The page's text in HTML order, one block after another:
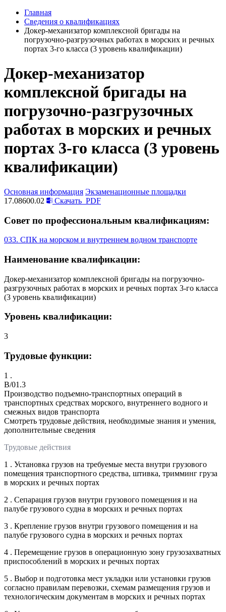
Главная
Сведения о квалификациях
Докер-механизатор комплексной бригады на
погрузочно-разгрузочных работах в морских и речных
портах 3-го класса (3 уровень квалификации)
Докер-механизатор
комплексной бригады на
погрузочно-разгрузочных
работах в морских и речных
портах 3-го класса (3 уровень
квалификации)
Основная информация Экзаменационные площадки
17.08600.02
Скачать PDF
Совет по профессиональным квалификациям:
033. СПК на морском и внутреннем водном транспорте
Наименование квалификации:
Докер-механизатор комплексной бригады на погрузочно-
разгрузочных работах в морских и речных портах 3-го класса
(3 уровень квалификации)
Уровень квалификации:
3
Трудовые функции:
1 .
B/01.3
Производство подъемно-транспортных операций в
транспортных средствах морского, внутреннего водного и
смежных видов транспорта
Смотреть трудовые действия, необходимые знания и умения,
дополнительные сведения
Трудовые действия
1 . Установка грузов на требуемые места внутри грузового
помещения транспортного средства, штивка, тримминг груза
в морских и речных портах
2 . Сепарация грузов внутри грузового помещения и на
палубе грузового судна в морских и речных портах
3 . Крепление грузов внутри грузового помещения и на
палубе грузового судна в морских и речных портах
4 . Перемещение грузов в операционную зону грузозахватных
приспособлений в морских и речных портах
5 . Выбор и подготовка мест укладки или установки грузов
согласно правилам перевозки, схемам размещения грузов и
технологическим документам в морских и речных портах